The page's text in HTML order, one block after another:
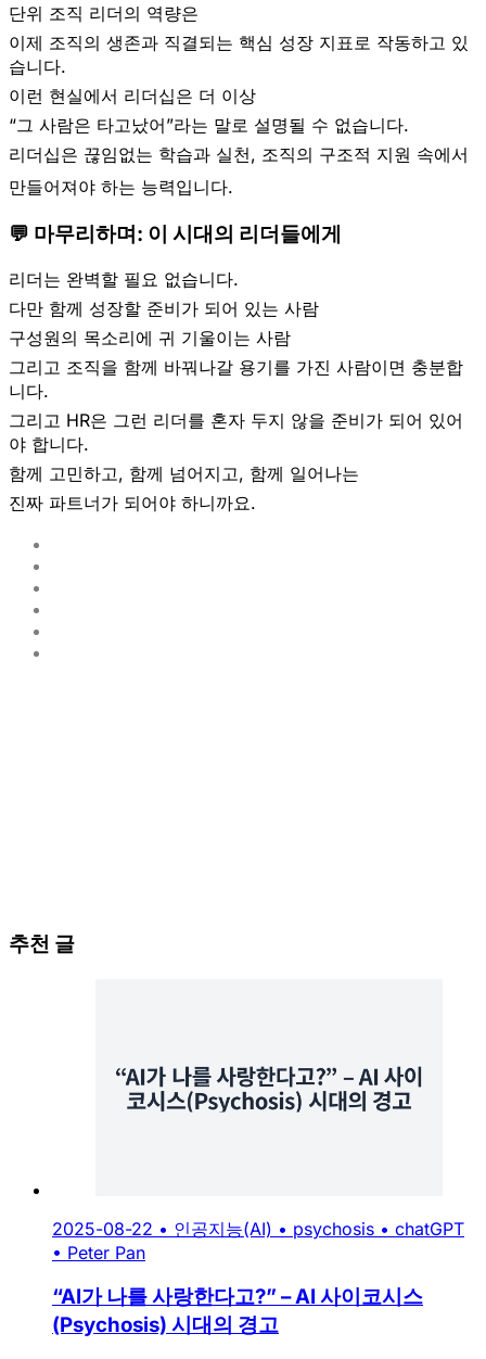
단위 조직 리더의 역량은
이제 조직의 생존과 직결되는 핵심 성장 지표로 작동하고 있
습니다.
이런 현실에서 리더십은 더 이상
“그 사람은 타고났어”라는 말로 설명될 수 없습니다.
리더십은 끊임없는 학습과 실천, 조직의 구조적 지원 속에서
만들어져야 하는 능력입니다.
💬 마무리하며: 이 시대의 리더들에게
리더는 완벽할 필요 없습니다.
다만 함께 성장할 준비가 되어 있는 사람
구성원의 목소리에 귀 기울이는 사람
그리고 조직을 함께 바꿔나갈 용기를 가진 사람이면 충분합
니다.
그리고 HR은 그런 리더를 혼자 두지 않을 준비가 되어 있어
야 합니다.
함께 고민하고, 함께 넘어지고, 함께 일어나는
진짜 파트너가 되어야 하니까요.
추천 글
2025-08-22 • 인공지능(AI) • psychosis • chatGPT
• Peter Pan
“AI가 나를 사랑한다고?” – AI 사이코시스
(Psychosis) 시대의 경고